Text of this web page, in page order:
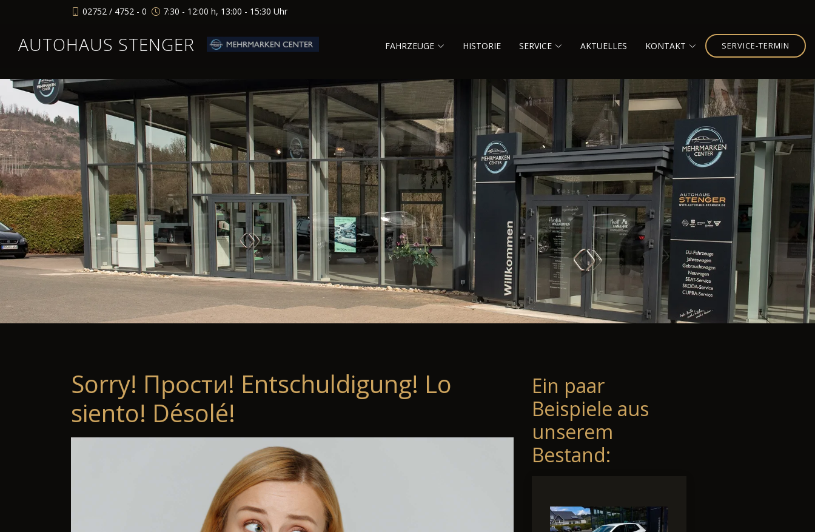
02752 / 4752 - 0 7:30 - 12:00 h, 13:00 - 15:30 Uhr
AUTOHAUS STENGER FAHRZEUGE HISTORIE SERVICE AKTUELLES KONTAKT SERVICE-TERMIN
Sorry! Прости! Entschuldigung! Lo
siento! Désolé!
Ein paar
Beispiele aus
unserem
Bestand: